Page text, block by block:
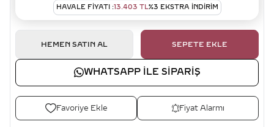
HAVALE FIYATI :13.403 TL%3 EKSTRA İNDİRİM
HEMEN SATIN AL SEPETE EKLE
WHATSAPP ILE SIPARIŞ
Favoriye Ekle Fiyat Alarmı